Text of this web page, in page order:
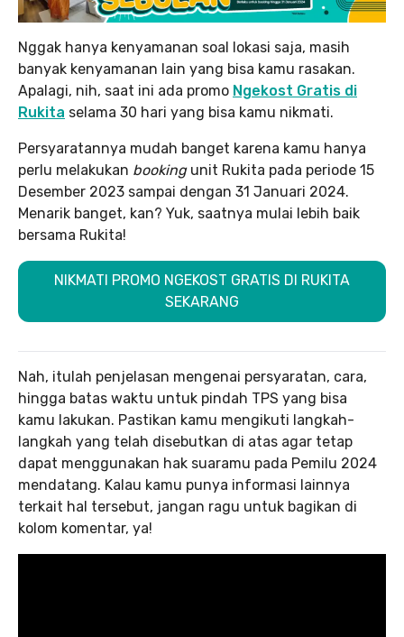
Nggak hanya kenyamanan soal lokasi saja, masih
banyak kenyamanan lain yang bisa kamu rasakan.
Apalagi, nih, saat ini ada promo Ngekost Gratis di
Rukita selama 30 hari yang bisa kamu nikmati.
Persyaratannya mudah banget karena kamu hanya
perlu melakukan booking unit Rukita pada periode 15
Desember 2023 sampai dengan 31 Januari 2024.
Menarik banget, kan? Yuk, saatnya mulai lebih baik
bersama Rukita!
NIKMATI PROMO NGEKOST GRATIS DI RUKITA
SEKARANG
Nah, itulah penjelasan mengenai persyaratan, cara,
hingga batas waktu untuk pindah TPS yang bisa
kamu lakukan. Pastikan kamu mengikuti langkah-
langkah yang telah disebutkan di atas agar tetap
dapat menggunakan hak suaramu pada Pemilu 2024
mendatang. Kalau kamu punya informasi lainnya
terkait hal tersebut, jangan ragu untuk bagikan di
kolom komentar, ya!